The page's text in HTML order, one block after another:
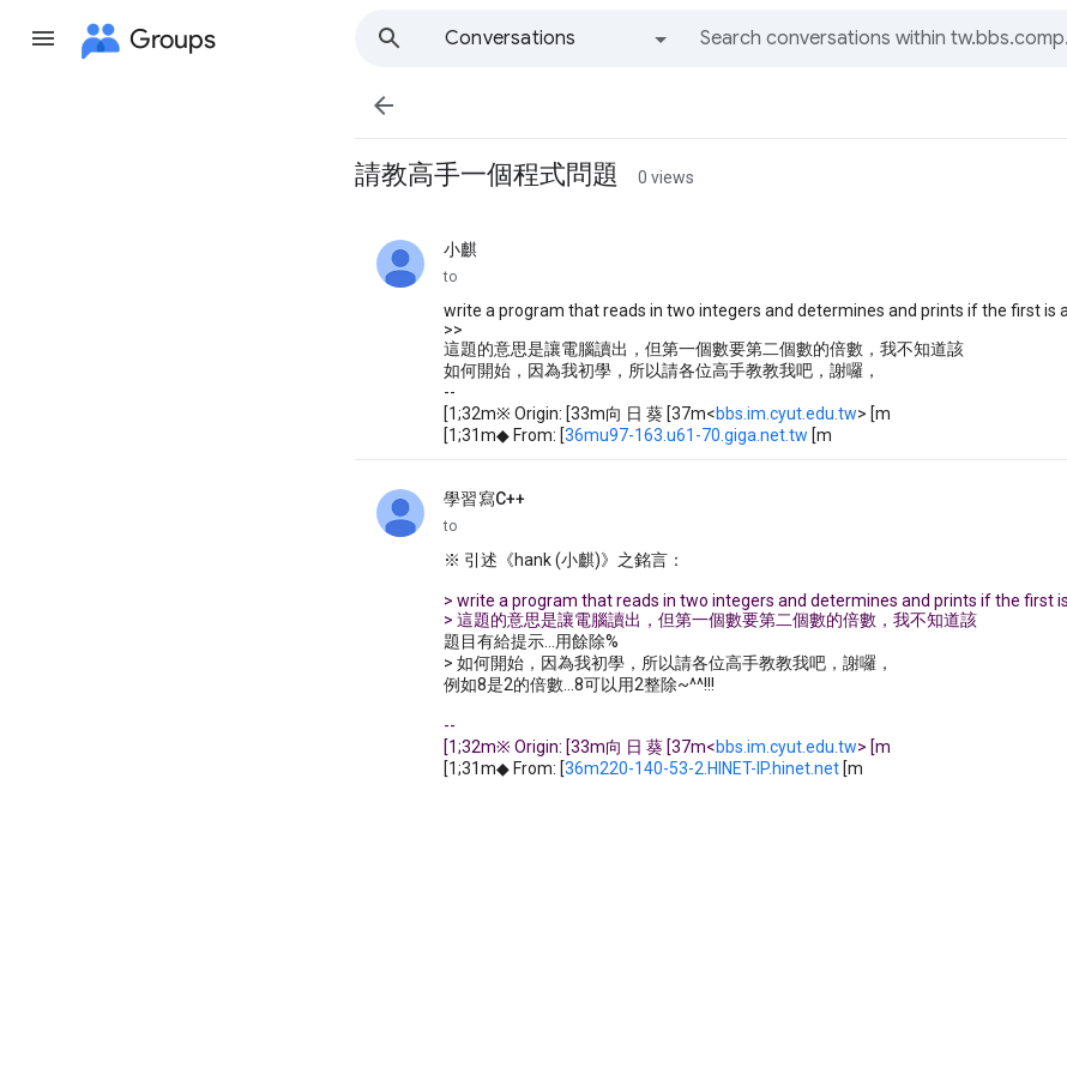
Groups
Conversations

請教高手一個程式問題 0 views
小麒
unread,
to
write a program that reads in two integers and determines and prints if the first is
>>
這題的意思是讓電腦讀出，但第一個數要第二個數的倍數，我不知道該
如何開始，因為我初學，所以請各位高手教教我吧，謝囉，
--
[1;32m※ Origin: [33m向 日 葵 [37m<bbs.im.cyut.edu.tw> [m
[1;31m◆ From: [36mu97-163.u61-70.giga.net.tw [m
學習寫C++
unread,
to
※ 引述《hank (小麒)》之銘言：
> write a program that reads in two integers and determines and prints if the first
> 這題的意思是讓電腦讀出，但第一個數要第二個數的倍數，我不知道該
題目有給提示...用餘除%
> 如何開始，因為我初學，所以請各位高手教教我吧，謝囉，
例如8是2的倍數...8可以用2整除~^^!!!
--
[1;32m※ Origin: [33m向 日 葵 [37m<bbs.im.cyut.edu.tw> [m
[1;31m◆ From: [36m220-140-53-2.HINET-IP.hinet.net [m